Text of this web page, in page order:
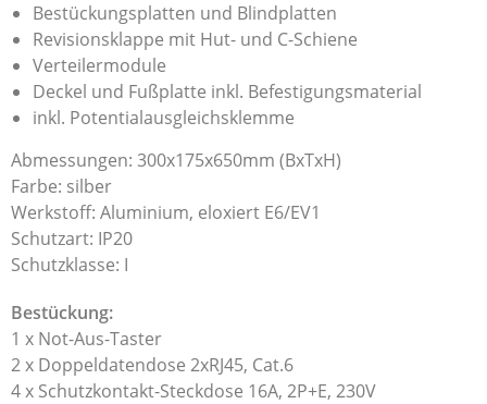
Bestückungsplatten und Blindplatten
Revisionsklappe mit Hut- und C-Schiene
Verteilermodule
Deckel und Fußplatte inkl. Befestigungsmaterial
inkl. Potentialausgleichsklemme
Abmessungen: 300x175x650mm (BxTxH)
Farbe: silber
Werkstoff: Aluminium, eloxiert E6/EV1
Schutzart: IP20
Schutzklasse: I
Bestückung:
1 x Not-Aus-Taster
2 x Doppeldatendose 2xRJ45, Cat.6
4 x Schutzkontakt-Steckdose 16A, 2P+E, 230V